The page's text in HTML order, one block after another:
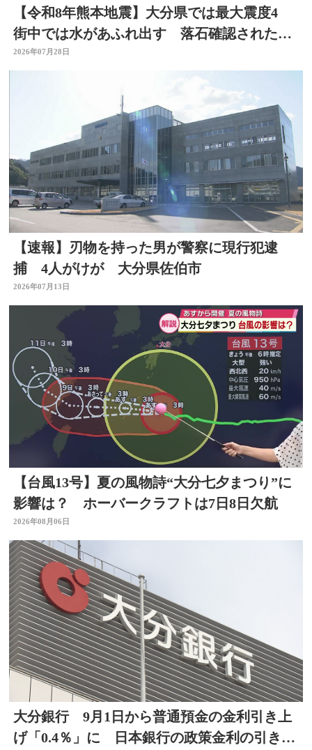
【令和8年熊本地震】大分県では最大震度4
街中では水があふれ出す 落石確認されたと
ころも
2026年07月28日
【速報】刃物を持った男が警察に現行犯逮
捕 4人がけが 大分県佐伯市
2026年07月13日
【台風13号】夏の風物詩“大分七夕まつり”に
影響は？ ホーバークラフトは7日8日欠航
2026年08月06日
大分銀行 9月1日から普通預金の金利引き上
げ「0.4％」に 日本銀行の政策金利の引き上